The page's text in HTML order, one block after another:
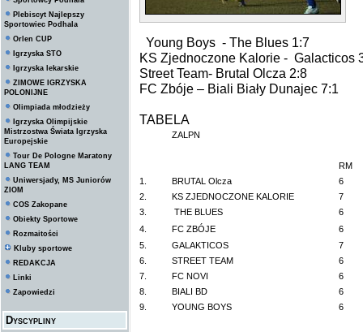
Plebiscyt Najlepszy
Sportowiec Podhala
Orlen CUP
Igrzyska STO
Igrzyska lekarskie
ZIMOWE IGRZYSKA
POLONIJNE
Olimpiada młodzieży
Igrzyska Olimpijskie
Mistrzostwa Świata Igrzyska
Europejskie
Tour De Pologne Maratony
LANG TEAM
Uniwersjady, MS Juniorów
ZIOM
COS Zakopane
Obiekty Sportowe
Rozmaitości
Kluby sportowe
REDAKCJA
Linki
Zapowiedzi
Dyscypliny
Young Boys - The Blues 1:7
KS Zjednoczone Kalorie - Galacticos
Street Team- Brutal Olcza 2:8
FC Zbóje – Biali Biały Dunajec 7:1
TABELA
ZALPN
RM
1.
BRUTAL Olcza
6
2.
KS ZJEDNOCZONE KALORIE
7
3.
THE BLUES
6
4.
FC ZBÓJE
6
5.
GALAKTICOS
7
6.
STREET TEAM
6
7.
FC NOVI
6
8.
BIALI BD
6
9.
YOUNG BOYS 6